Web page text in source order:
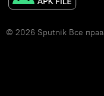
© 2026 Sputnik Все